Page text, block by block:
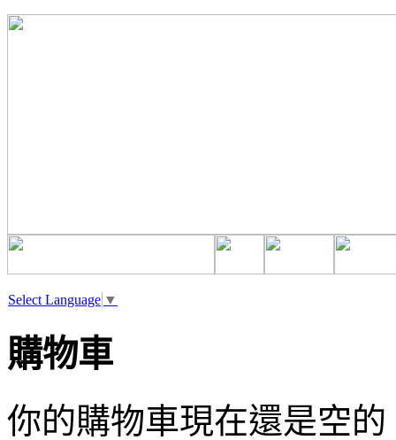
Select Language ▼
購物車
你的購物車現在還是空的